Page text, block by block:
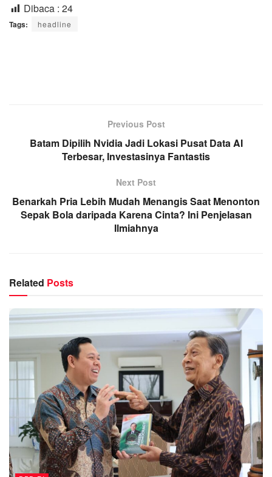
Dibaca : 24
Tags: headline
Previous Post
Batam Dipilih Nvidia Jadi Lokasi Pusat Data AI
Terbesar, Investasinya Fantastis
Next Post
Benarkah Pria Lebih Mudah Menangis Saat Menonton
Sepak Bola daripada Karena Cinta? Ini Penjelasan
Ilmiahnya
Related Posts